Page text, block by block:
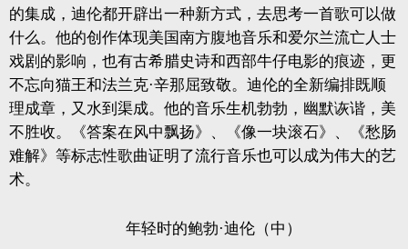
的集成，迪伦都开辟出一种新方式，去思考一首歌可以做
什么。他的创作体现美国南方腹地音乐和爱尔兰流亡人士
戏剧的影响，也有古希腊史诗和西部牛仔电影的痕迹，更
不忘向猫王和法兰克·辛那屈致敬。迪伦的全新编排既顺
理成章，又水到渠成。他的音乐生机勃勃，幽默诙谐，美
不胜收。《答案在风中飘扬》、《像一块滚石》、《愁肠
难解》等标志性歌曲证明了流行音乐也可以成为伟大的艺
术。
年轻时的鲍勃·迪伦（中）